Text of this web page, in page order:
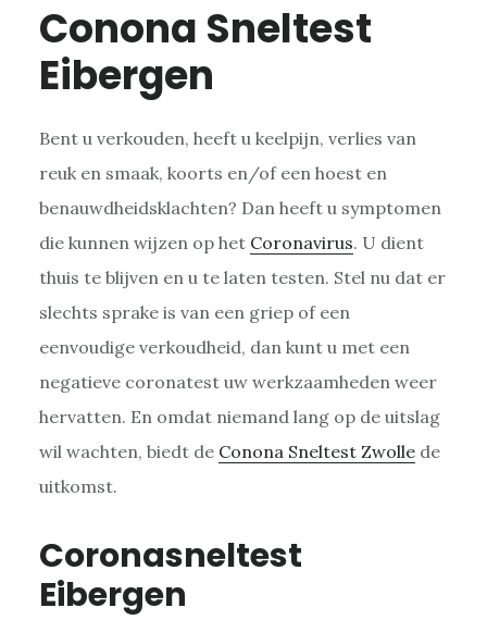
Conona Sneltest
Eibergen
Bent u verkouden, heeft u keelpijn, verlies van
reuk en smaak, koorts en/of een hoest en
benauwdheidsklachten? Dan heeft u symptomen
die kunnen wijzen op het Coronavirus. U dient
thuis te blijven en u te laten testen. Stel nu dat er
slechts sprake is van een griep of een
eenvoudige verkoudheid, dan kunt u met een
negatieve coronatest uw werkzaamheden weer
hervatten. En omdat niemand lang op de uitslag
wil wachten, biedt de Conona Sneltest Zwollede
uitkomst.
Coronasneltest
Eibergen